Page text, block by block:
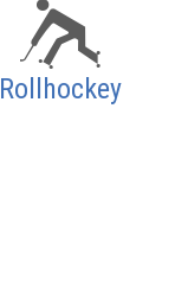
Rollhockey